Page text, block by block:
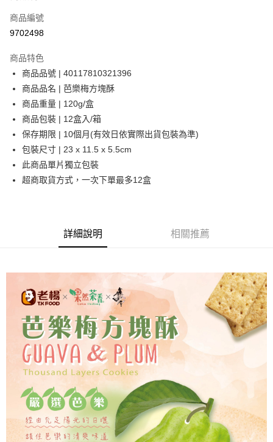
信用卡一次付款
LINE Pay
ATM付款
運送方式
付款後全家取貨
每筆NT$60，滿NT$1,800(含以上)免運費
付款後萊爾富取貨
每筆NT$60，滿NT$1,800(含以上)免運費
常溫宅配(本島)
商品編號
9702498
商品特色
商品品號 | 40117810321396
商品品名 | 芭樂梅方塊酥
商品重量 | 120g/盒
商品包裝 | 12盒入/箱
保存期限 | 10個月(有效日依實際出貨包裝為準)
包裝尺寸 | 23 x 11.5 x 5.5cm
此商品單片獨立包裝
超商取貨方式，一次下單最多12盒
詳細說明 相關推薦